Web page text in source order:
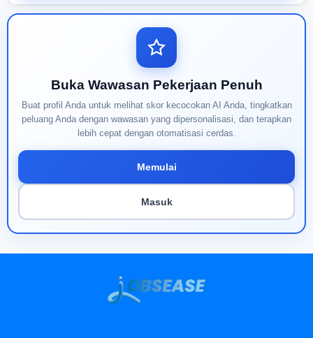
Buka Wawasan Pekerjaan Penuh
Buat profil Anda untuk melihat skor kecocokan AI Anda, tingkatkan
peluang Anda dengan wawasan yang dipersonalisasi, dan terapkan
lebih cepat dengan otomatisasi cerdas.
Memulai
Masuk